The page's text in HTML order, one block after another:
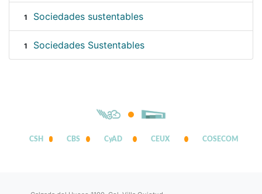
1 Sociedades sustentables
1 Sociedades Sustentables
CSH CBS CyAD CEUX COSECOM